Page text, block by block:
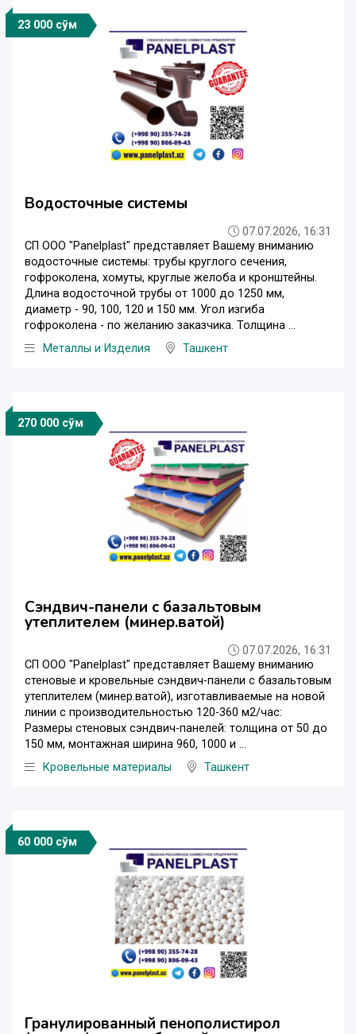
23 000 сўм
Водосточные системы
07.07.2026, 16:31
СП ООО "Panelplast" представляет Вашему вниманию
водосточные системы: трубы круглого сечения,
гофроколена, хомуты, круглые желоба и кронштейны.
Длина водосточной трубы от 1000 до 1250 мм,
диаметр - 90, 100, 120 и 150 мм. Угол изгиба
гофроколена - по желанию заказчика. Толщина ...
Металлы и Изделия
Ташкент
270 000 сўм
Сэндвич-панели с базальтовым
утеплителем (минер.ватой)
07.07.2026, 16:31
СП ООО "Panelplast" представляет Вашему вниманию
стеновые и кровельные сэндвич-панели с базальтовым
утеплителем (минер.ватой), изготавливаемые на новой
линии с производительностью 120-360 м2/час:
Размеры стеновых сэндвич-панелей: толщина от 50 до
150 мм, монтажная ширина 960, 1000 и ...
Кровельные материалы
Ташкент
60 000 сўм
Гранулированный пенополистирол